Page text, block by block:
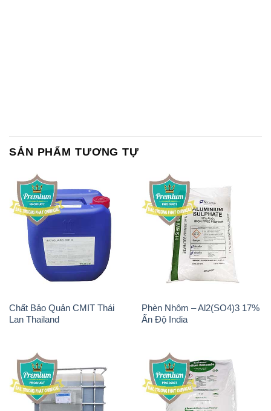
SẢN PHẨM TƯƠNG TỰ
Chất Bảo Quản CMIT Thái
Lan Thailand
Phèn Nhôm – Al2(SO4)3 17%
Ấn Độ India